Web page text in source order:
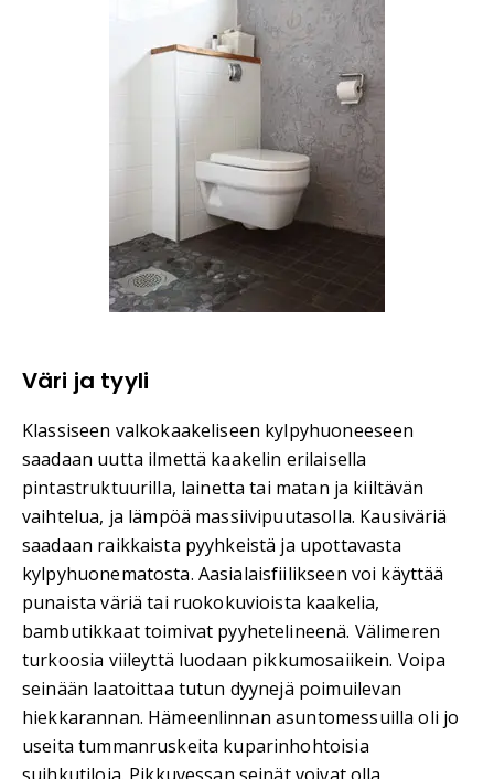
Väri ja tyyli
Klassiseen valkokaakeliseen kylpyhuoneeseen
saadaan uutta ilmettä kaakelin erilaisella
pintastruktuurilla, lainetta tai matan ja kiiltävän
vaihtelua, ja lämpöä massiivipuutasolla. Kausiväriä
saadaan raikkaista pyyhkeistä ja upottavasta
kylpyhuonematosta. Aasialaisfiilikseen voi käyttää
punaista väriä tai ruokokuvioista kaakelia,
bambutikkaat toimivat pyyhetelineenä. Välimeren
turkoosia viileyttä luodaan pikkumosaiikein. Voipa
seinään laatoittaa tutun dyynejä poimuilevan
hiekkarannan. Hämeenlinnan asuntomessuilla oli jo
useita tummanruskeita kuparinhohtoisia